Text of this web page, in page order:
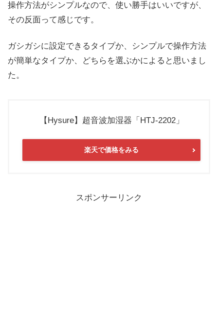
操作方法がシンプルなので、使い勝手はいいですが、
その反面って感じです。
ガシガシに設定できるタイプか、シンプルで操作方法
が簡単なタイプか、どちらを選ぶかによると思いまし
た。
【Hysure】超音波加湿器「HTJ-2202」
楽天で価格をみる
スポンサーリンク